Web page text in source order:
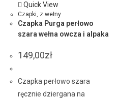
Quick View
Czapki, z wełny
Czapka Purga perłowo
szara wełna owcza i alpaka
149,00zł
Czapka perłowo szara
ręcznie dziergana na